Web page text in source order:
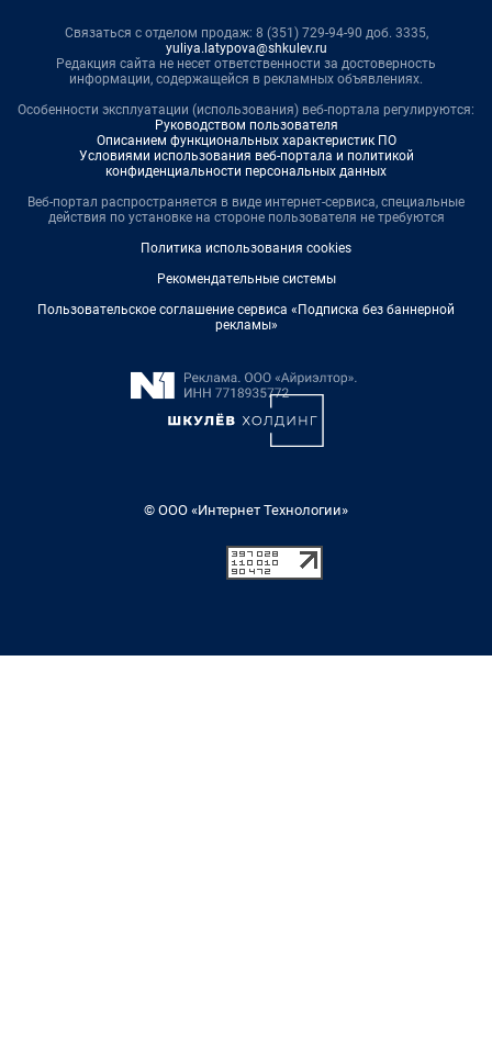
Связаться с отделом продаж: 8 (351) 729-94-90 доб. 3335,
yuliya.latypova@shkulev.ru
Редакция сайта не несет ответственности за достоверность
информации, содержащейся в рекламных объявлениях.
Особенности эксплуатации (использования) веб-портала регулируются:
Руководством пользователя
Описанием функциональных характеристик ПО
Условиями использования веб-портала и политикой
конфиденциальности персональных данных
Веб-портал распространяется в виде интернет-сервиса, специальные
действия по установке на стороне пользователя не требуются
Политика использования cookies
Рекомендательные системы
Пользовательское соглашение сервиса «Подписка без баннерной
рекламы»
© ООО «Интернет Технологии»